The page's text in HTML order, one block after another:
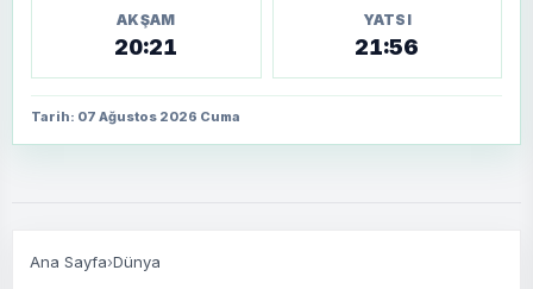
AKŞAM
20:21
YATSI
21:56
Tarih: 07 Ağustos 2026 Cuma
Ana Sayfa›Dünya